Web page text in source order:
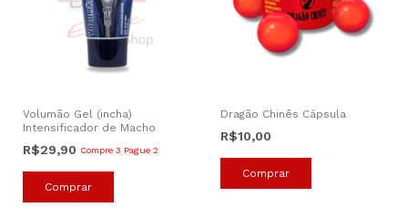
Volumão Gel (incha)
Intensificador de Macho
R$29,90 Compre 3 Pague 2
Dragão Chinês Cápsula
R$10,00